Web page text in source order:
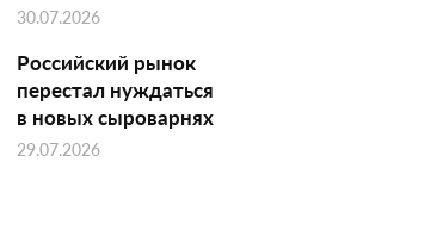
30.07.2026
Российский рынок
перестал нуждаться
в новых сыроварнях
29.07.2026